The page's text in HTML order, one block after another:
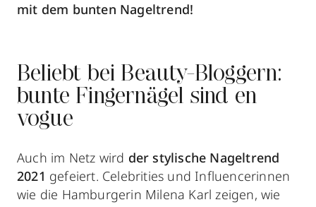
mit dem bunten Nageltrend!
Beliebt bei Beauty-Bloggern:
bunte Fingernägel sind en
vogue
Auch im Netz wird der stylische Nageltrend
2021 gefeiert. Celebrities und Influencerinnen
wie die Hamburgerin Milena Karl zeigen, wie